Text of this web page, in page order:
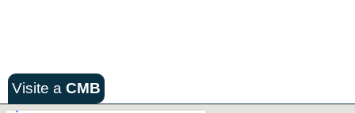
Visite a CMB